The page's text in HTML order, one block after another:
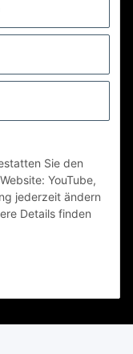
Sie den
YouTube,
jederzeit ändern
Details finden
auch